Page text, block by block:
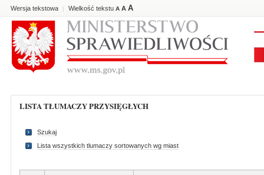
Wersja tekstowa | Wielkość tekstu A A A
LISTA TŁUMACZY PRZYSIĘGŁYCH
Szukaj
Lista wszystkich tlumaczy sortowanych wg miast